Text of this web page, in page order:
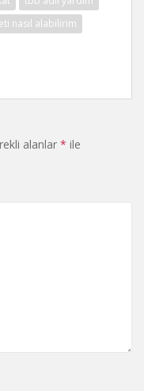
nasıl alabilirim
alanlar * ile